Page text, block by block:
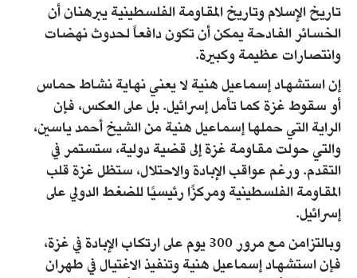
تاريخ الإسلام وتاريخ المقاومة الفلسطينية يبرهنان أن
الخسائر الفادحة يمكن أن تكون دافعاً لحدوث نهضات
وانتصارات عظيمة وكبيرة.
إن استشهاد إسماعيل هنية لا يعني نهاية نشاط حماس
أو سقوط غزة كما تأمل إسرائيل. بل على العكس، فإن
الراية التي حملها إسماعيل هنية من الشيخ أحمد ياسين،
والتي حولت مقاومة غزة إلى قضية دولية، ستستمر في
التقدم. ورغم عواقب الإبادة والاحتلال، ستظل غزة قلب
المقاومة الفلسطينية ومركزًا رئيسيًا للضغط الدولي على
إسرائيل.
وبالتزامن مع مرور 300 يوم على ارتكاب الإبادة في غزة،
فإن استشهاد إسماعيل هنية وتنفيذ الاغتيال في طهران